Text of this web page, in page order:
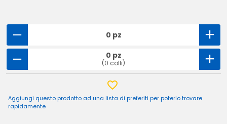
0 pz
0 pz
(0 colli)
Aggiungi questo prodotto ad una lista di preferiti per poterlo trovare
rapidamente